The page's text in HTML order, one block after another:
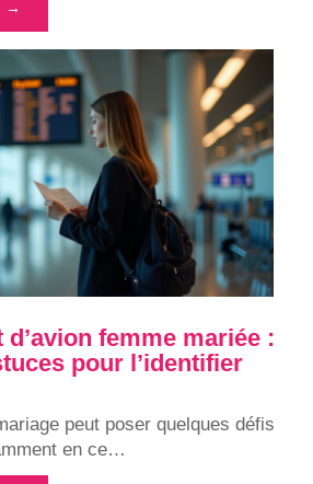
femme mariée :
pour l’identifier
peut poser quelques défis
en ce…